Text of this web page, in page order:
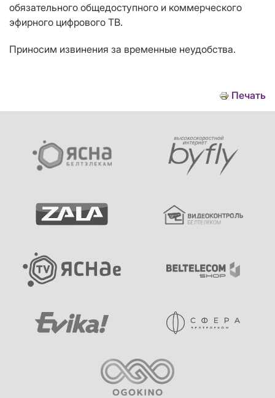
обязательного общедоступного и коммерческого
эфирного цифрового ТВ.
Приносим извинения за временные неудобства.
Печать